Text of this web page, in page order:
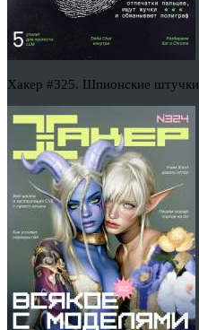
Хакер #325. Шпионские штучки